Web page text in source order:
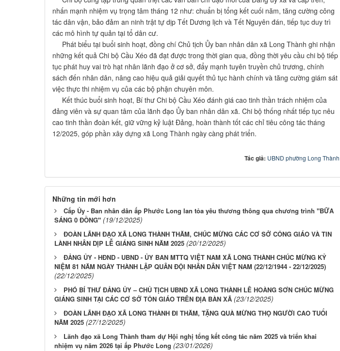
nhấn mạnh nhiệm vụ trọng tâm tháng 12 như: chuẩn bị tổng kết cuối năm, tăng cường công
tác dân vận, bảo đảm an ninh trật tự dịp Tết Dương lịch và Tết Nguyên đán, tiếp tục duy trì
các mô hình tự quản tại tổ dân cư.
Phát biểu tại buổi sinh hoạt, đồng chí Chủ tịch Ủy ban nhân dân xã Long Thành ghi nhận
những kết quả Chi bộ Cầu Xéo đã đạt được trong thời gian qua, đồng thời yêu cầu chi bộ tiếp
tục phát huy vai trò hạt nhân lãnh đạo ở cơ sở, đẩy mạnh tuyên truyền chủ trương, chính
sách đến nhân dân, nâng cao hiệu quả giải quyết thủ tục hành chính và tăng cường giám sát
việc thực thi nhiệm vụ của các bộ phận chuyên môn.
Kết thúc buổi sinh hoạt, Bí thư Chi bộ Cầu Xéo đánh giá cao tinh thần trách nhiệm của
đảng viên và sự quan tâm của lãnh đạo Ủy ban nhân dân xã. Chi bộ thống nhất tiếp tục nêu
cao tinh thần đoàn kết, giữ vững kỷ luật Đảng, hoàn thành tốt các chỉ tiêu công tác tháng
12/2025, góp phần xây dựng xã Long Thành ngày càng phát triển.
Tác giả: UBND phường Long Thành
Những tin mới hơn
Cấp Ủy - Ban nhân dân ấp Phước Long lan tỏa yêu thương thông qua chương trình "BỮA
SÁNG 0 ĐỒNG" (19/12/2025)
ĐOÀN LÃNH ĐẠO XÃ LONG THÀNH THĂM, CHÚC MỪNG CÁC CƠ SỞ CÔNG GIÁO VÀ TIN
LÀNH NHÂN DỊP LỄ GIÁNG SINH NĂM 2025 (20/12/2025)
ĐẢNG ỦY - HĐND - UBND - ỦY BAN MTTQ VIỆT NAM XÃ LONG THÀNH CHÚC MỪNG KỶ
NIỆM 81 NĂM NGÀY THÀNH LẬP QUÂN ĐỘI NHÂN DÂN VIỆT NAM (22/12/1944 - 22/12/2025)
(22/12/2025)
PHÓ BÍ THƯ ĐẢNG ỦY – CHỦ TỊCH UBND XÃ LONG THÀNH LÊ HOÀNG SƠN CHÚC MỪNG
GIÁNG SINH TẠI CÁC CƠ SỞ TÔN GIÁO TRÊN ĐỊA BÀN XÃ (23/12/2025)
ĐOÀN LÃNH ĐẠO XÃ LONG THÀNH ĐI THĂM, TẶNG QUÀ MỪNG THỌ NGƯỜI CAO TUỔI
NĂM 2025 (27/12/2025)
Lãnh đạo xã Long Thành tham dự Hội nghị tổng kết công tác năm 2025 và triển khai
nhiệm vụ năm 2026 tại ấp Phước Long (23/01/2026)